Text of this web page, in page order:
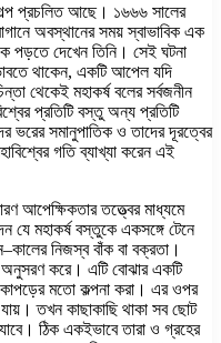
প্রচলিত আছে। ১৬৬৬ সালের
অবস্থানের সময় স্বাভাবিক এক
পড়তে দেখেন তিনি। সেই ঘটনা
থাকেন, একটি আপেল যদি
থেকেই মহাকর্ষ বলের সর্বজনীন
প্রতিটি বস্তু অন্য প্রতিটি
ভরের সমানুপাতিক ও তাদের দূরত্বের
গতি ব্যাখ্যা করেন এই
আপেক্ষিকতার তত্ত্বের মাধ্যমে
যে মহাকর্ষ বস্তুকে একসঙ্গে টেনে
নিজস্ব বাঁক বা বক্রতা।
অনুসরণ করে। এটি বোঝার একটি
কাপড়ের মতো কল্পনা করা। এর ওপর
যায়। তখন কাছাকাছি থাকা সব ছোট
ঠিক একইভাবে তারা ও গ্রহের